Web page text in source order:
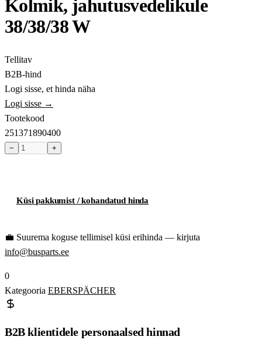
Kolmik, jahutusvedelikule
38/38/38 W
Tellitav
B2B-hind
Logi sisse, et hinda näha
Logi sisse →
Tootekood
251371890400
− +
Küsi pakkumist / kohandatud hinda
💼 Suurema koguse tellimisel küsi erihinda — kirjuta
info@busparts.ee
0
Kategooria EBERSPÄCHER
B2B klientidele personaalsed hinnad